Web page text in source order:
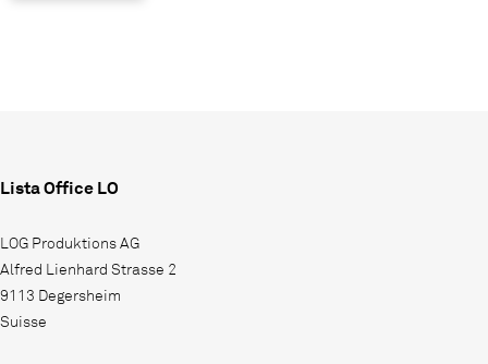
Lista Office LO
LOG Produktions AG
Alfred Lienhard Strasse 2
9113 Degersheim
Suisse